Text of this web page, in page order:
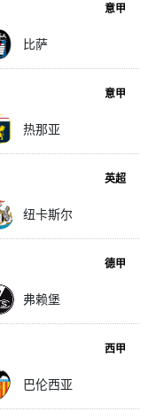
意甲
比萨
意甲
热那亚
英超
纽卡斯尔
德甲
弗赖堡
西甲
巴伦西亚